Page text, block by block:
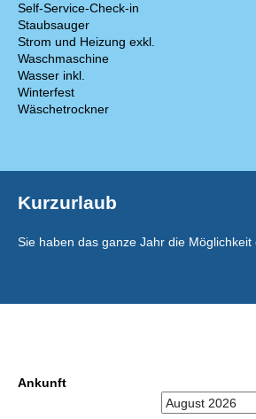
Self-Service-Check-in
Staubsauger
Strom und Heizung exkl.
Waschmaschine
Wasser inkl.
Winterfest
Wäschetrockner
Kurzurlaub
Sie haben das ganze Jahr die
Ankunft